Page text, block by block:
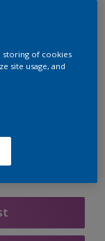
storing of cookies
site usage, and